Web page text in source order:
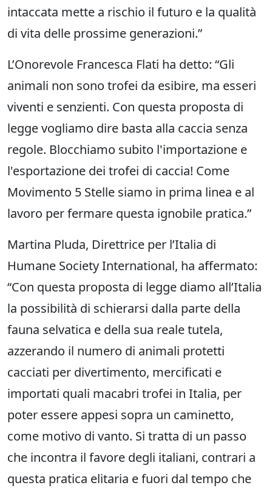
intaccata mette a rischio il futuro e la qualità
di vita delle prossime generazioni.”
L’Onorevole Francesca Flati ha detto: “Gli
animali non sono trofei da esibire, ma esseri
viventi e senzienti. Con questa proposta di
legge vogliamo dire basta alla caccia senza
regole. Blocchiamo subito l'importazione e
l'esportazione dei trofei di caccia! Come
Movimento 5 Stelle siamo in prima linea e al
lavoro per fermare questa ignobile pratica.”
Martina Pluda, Direttrice per l’Italia di
Humane Society International, ha affermato:
“Con questa proposta di legge diamo all’Italia
la possibilità di schierarsi dalla parte della
fauna selvatica e della sua reale tutela,
azzerando il numero di animali protetti
cacciati per divertimento, mercificati e
importati quali macabri trofei in Italia, per
poter essere appesi sopra un caminetto,
come motivo di vanto. Si tratta di un passo
che incontra il favore degli italiani, contrari a
questa pratica elitaria e fuori dal tempo che